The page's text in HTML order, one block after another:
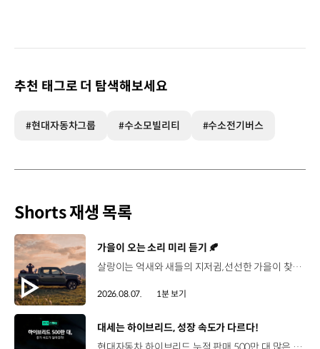
추천 태그로 더 탐색해보세요
#현대자동차그룹 #수소모빌리티 #수소전기버스
Shorts 재생 목록
[동영상]
가을이 오는 소리 미리 듣기 🍂
살랑이는 억새와 새들의 지저귐,선선한 가을이 찾아오는 소리. 더 기아 타스만과 함께 계절을 만나보세요. 🎧 *본 영상은 AI를 활용해 제작했습니다. #기아 #더기아타스만 #타스만 #가을 #입추 #Tasman #ASMR
2026.08.07. 1분 보기
[동영상]
대세는 하이브리드, 성장 속도가 다르다!